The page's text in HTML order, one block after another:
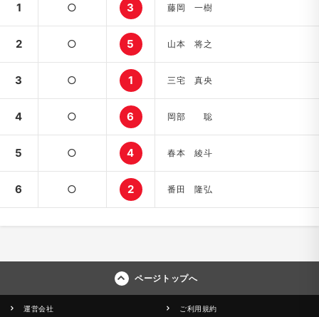
1 ○ 3 藤岡 一樹
2 ○ 5 山本 将之
3 ○ 1 三宅 真央
4 ○ 6 岡部 聡
5 ○ 4 春本 綾斗
6 ○ 2 番田 隆弘
ページトップへ
運営会社 ご利用規約